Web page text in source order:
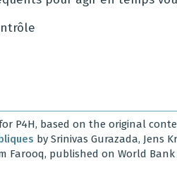
P4H, based on the original
by Srinivas Gurazada, Jens
Farooq, published on World Bank